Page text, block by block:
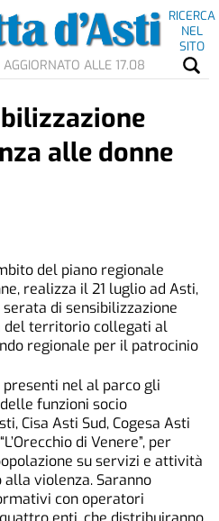
RICERCA
NEL
SITO
ALLE 17.08
alle donne
del piano regionale
realizza il 21 luglio ad Asti,
serata di sensibilizzazione
del territorio collegati al
regionale per il patrocinio
nel al parco gli
funzioni socio
Cisa Asti Sud, Cogesa Asti
di Venere”, per
su servizi e attività
violenza. Saranno
con operatori